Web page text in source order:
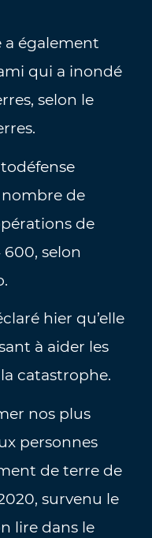
également
qui a inondé
selon le
de
de
selon
hier qu’elle
à aider les
catastrophe.
nos plus
personnes
de terre de
survenu le
lire dans le